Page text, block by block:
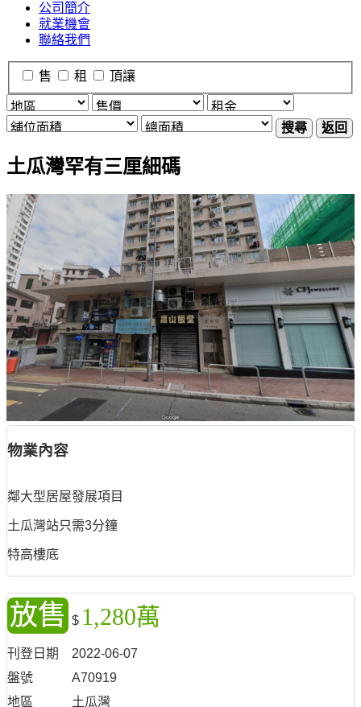
公司簡介
就業機會
聯絡我們
售 租 頂讓
搜尋 返回
土瓜灣罕有三厘細碼
物業內容
鄰大型居屋發展項目
土瓜灣站只需3分鐘
特高樓底
放售 $ 1,280萬
刊登日期
2022-06-07
盤號
A70919
地區
土瓜灣